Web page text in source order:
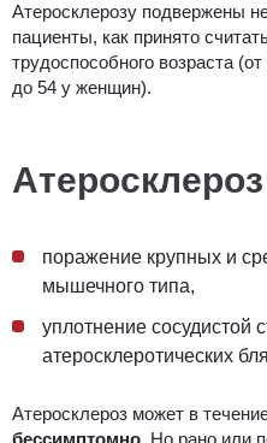
Атеросклерозу подвержены
пациенты, как принято
трудоспособного возраста
до 54 у женщин).
поражение крупных и
мышечного типа,
уплотнение сосудистой
атеросклеротических
Атеросклероз может в